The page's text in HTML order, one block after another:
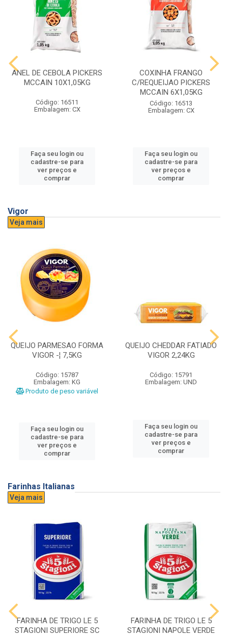
ANEL DE CEBOLA PICKERS
MCCAIN 10X1,05KG
Código: 16511
Embalagem: CX
Faça seu login ou
cadastre-se para
ver preços e
comprar
COXINHA FRANGO
C/REQUEIJAO PICKERS
MCCAIN 6X1,05KG
Código: 16513
Embalagem: CX
Faça seu login ou
cadastre-se para
ver preços e
comprar
Vigor
Veja mais
QUEIJO PARMESAO FORMA
VIGOR -¦ 7,5KG
Código: 15787
Embalagem: KG
Produto de peso variável
Faça seu login ou
cadastre-se para
ver preços e
comprar
QUEIJO CHEDDAR FATIADO
VIGOR 2,24KG
Código: 15791
Embalagem: UND
Faça seu login ou
cadastre-se para
ver preços e
comprar
Farinhas Italianas
Veja mais
FARINHA DE TRIGO LE 5
STAGIONI SUPERIORE SC
FARINHA DE TRIGO LE 5
STAGIONI NAPOLE VERDE